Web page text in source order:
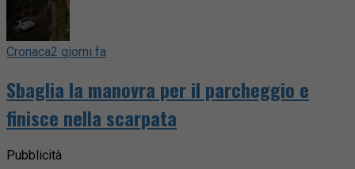
Cronaca2 giorni fa
Sbaglia la manovra per il parcheggio e
finisce nella scarpata
Pubblicità